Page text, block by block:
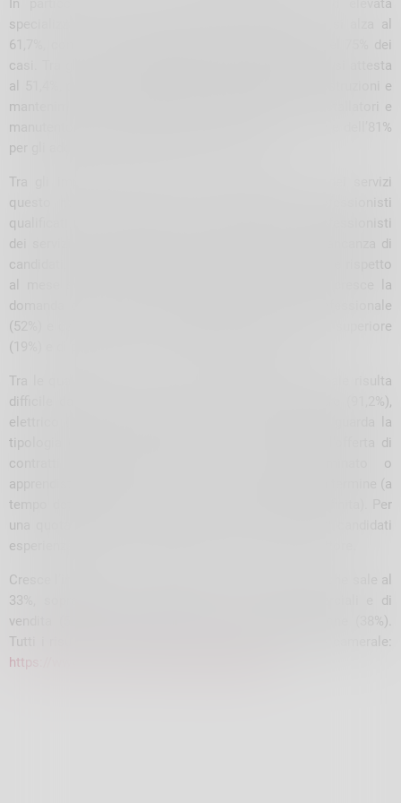
In particolar modo, tra le figure dirigenziali e ad elevata
specializzazione la difficoltà media di reperimento si alza al
61,7%, con i tecnici della salute difficili da reperire nel 75% dei
casi. Tra gli operai, la difficoltà media di reperimento si attesta
al 51,4%, con picchi dell’84,3% per gli addetti alle costruzioni e
mantenimento di strutture edili, dell’82,6% per gli installatori e
manutentori di attrezzature elettriche ed elettroniche e dell’81%
per gli addetti alla rifinitura delle costruzioni.
Tra gli impiegati delle professioni commerciali e dei servizi
questo mese si fatica a trovare soprattutto professionisti
qualificati nei servizi sanitari e sociali (85,7%) e professionisti
dei servizi personali (68%), in entrambi i casi per mancanza di
candidati. Sotto il profilo dell’istruzione, rimane stabile rispetto
al mese scorso la ricerca di laureati (3%), mentre cresce la
domanda di personale con qualifica o diploma professionale
(52%) e cala la richiesta di diplomati di scuola media superiore
(19%) e di personale con scuola dell’obbligo (24%).
Tra le qualifiche di formazione o diploma professionale risulta
difficile da reperire il personale a indirizzo benessere (91,2%),
elettrico (90,5%) e meccanico (61,8%). Per quanto riguarda la
tipologia contrattuale, questo mese rimane stabile l’offerta di
contratti stabili (contratto a tempo indeterminato o
apprendistato), pari al 14%, contro l’86% di contratti a termine (a
tempo determinato o altri contratti con durata predefinita). Per
una quota pari al 47% delle entrate viene richiesta ai candidati
esperienza professionale specifica o nello stesso settore.
Cresce l’interesse per i giovani con meno di 30 anni, che sale al
33%, soprattutto per l’inserimento in aree commerciali e di
vendita (53,6%) e aree tecniche e della progettazione (38%).
Tutti i risultati dell’indagine sono disponibili sul sito camerale:
https://www.so.camcom.it/indagine-excelsior